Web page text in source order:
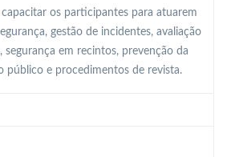
os participantes para atuarem
gestão de incidentes, avaliação
segurança em recintos, prevenção da
público e procedimentos de revista.